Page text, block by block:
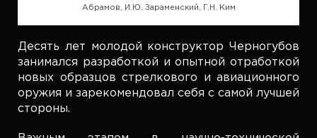
Абрамов, И.Ю. Зараменский, Г.Н. Ким
Десять лет молодой конструктор Черногубов
занимался разработкой и опытной отработкой
новых образцов стрелкового и авиационного
оружия и зарекомендовал себя с самой лучшей
стороны.